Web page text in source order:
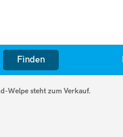
Finden
Welpe steht zum Verkauf.